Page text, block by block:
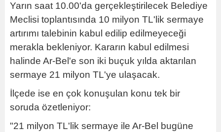
Yarın saat 10.00'da gerçekleştirilecek Belediye
Meclisi toplantısında 10 milyon TL'lik sermaye
artırımı talebinin kabul edilip edilmeyeceği
merakla bekleniyor. Kararın kabul edilmesi
halinde Ar-Bel'e son iki buçuk yılda aktarılan
sermaye 21 milyon TL'ye ulaşacak.
İlçede ise en çok konuşulan konu tek bir
soruda özetleniyor:
"21 milyon TL'lik sermaye ile Ar-Bel bugüne